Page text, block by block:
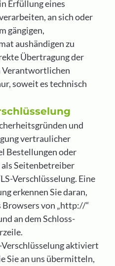
Erfüllung eines
an sich oder
gängigen,
aushändigen zu
Übertragung der
Verantwortlichen
soweit es technisch
und
vertraulicher
Bestellungen oder
als Seitenbetreiber
Verschlüsselung. Eine
erkennen Sie daran,
Browsers von „http://“
an dem Schloss-
Verschlüsselung aktiviert
Sie an uns übermitteln,